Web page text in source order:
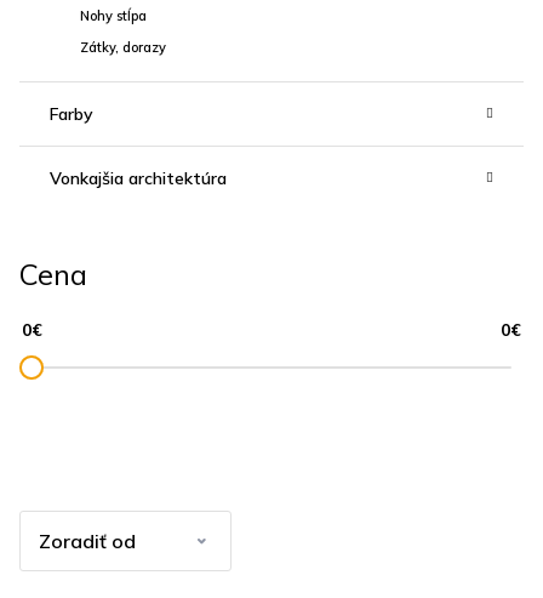
Nohy stĺpa
Zátky, dorazy
Farby
Vonkajšia architektúra
Cena